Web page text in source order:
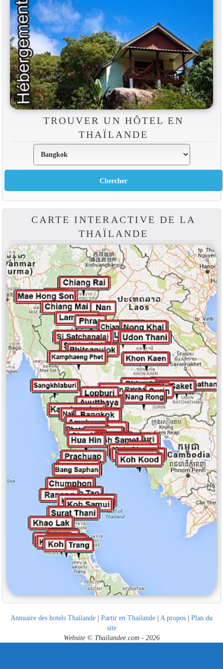
TROUVER UN HÔTEL EN
THAÏLANDE
CARTE INTERACTIVE DE LA
THAÏLANDE
Annuaire des hotels Thailande | Partir en Thailande | A propos | Plan du
site
Website © Thailandee.com - 2026